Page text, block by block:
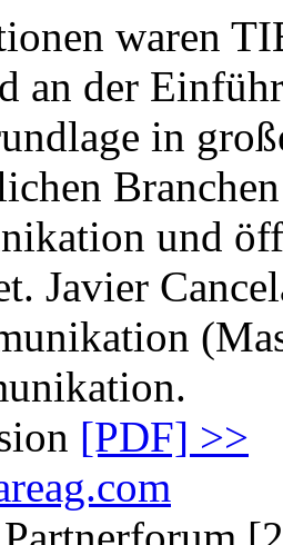
waren
an der
in
und
Javier
[PDF] >>